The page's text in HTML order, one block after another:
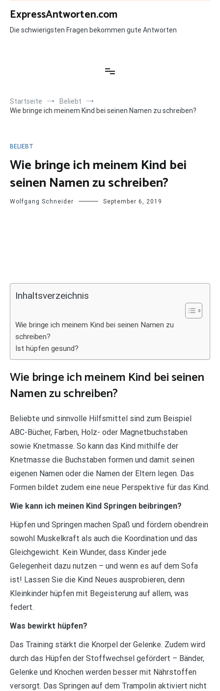
Zum
Inhalt
springen
ExpressAntworten.com
Die schwierigsten Fragen bekommen gute Antworten
Startseite
Beliebt
Wie bringe ich meinem Kind bei seinen Namen zu schreiben?
BELIEBT
Wie bringe ich meinem Kind bei
seinen Namen zu schreiben?
Wolfgang Schneider September 6, 2019
Inhaltsverzeichnis
Wie bringe ich meinem Kind bei seinen Namen zu
schreiben?
Ist hüpfen gesund?
Wie bringe ich meinem Kind bei seinen
Namen zu schreiben?
Beliebte und sinnvolle Hilfsmittel sind zum Beispiel
ABC-Bücher, Farben, Holz- oder Magnetbuchstaben
sowie Knetmasse. So kann das Kind mithilfe der
Knetmasse die Buchstaben formen und damit seinen
eigenen Namen oder die Namen der Eltern legen. Das
Formen bildet zudem eine neue Perspektive für das Kind.
Wie kann ich meinen Kind Springen beibringen?
Hüpfen und Springen machen Spaß und fördern obendrein
sowohl Muskelkraft als auch die Koordination und das
Gleichgewicht. Kein Wunder, dass Kinder jede
Gelegenheit dazu nutzen – und wenn es auf dem Sofa
ist! Lassen Sie die Kind Neues ausprobieren, denn
Kleinkinder hüpfen mit Begeisterung auf allem, was
federt.
Was bewirkt hüpfen?
Das Training stärkt die Knorpel der Gelenke. Zudem wird
durch das Hüpfen der Stoffwechsel gefördert – Bänder,
Gelenke und Knochen werden besser mit Nährstoffen
versorgt. Das Springen auf dem Trampolin aktiviert nicht